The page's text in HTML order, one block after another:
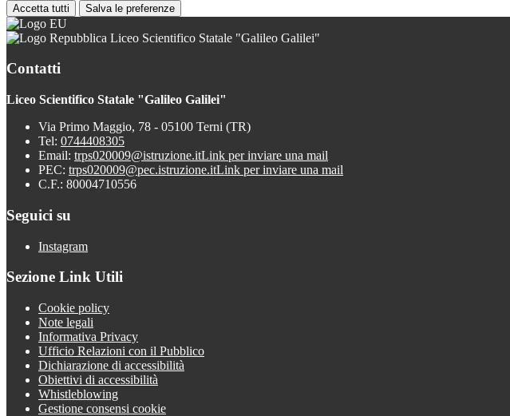
Accetta tutti Salva le preferenze
Liceo Scientifico Statale "Galileo Galilei"
Contatti
Liceo Scientifico Statale "Galileo Galilei"
Via Primo Maggio, 78 - 05100 Terni (TR)
Tel: 0744408305
Email: trps020009@istruzione.itLink per inviare una mail
PEC: trps020009@pec.istruzione.itLink per inviare una mail
C.F.: 80004710556
Seguici su
Instagram
Sezione Link Utili
Cookie policy
Note legali
Informativa Privacy
Ufficio Relazioni con il Pubblico
Dichiarazione di accessibilità
Obiettivi di accessibilità
Whistleblowing
Gestione consensi cookie